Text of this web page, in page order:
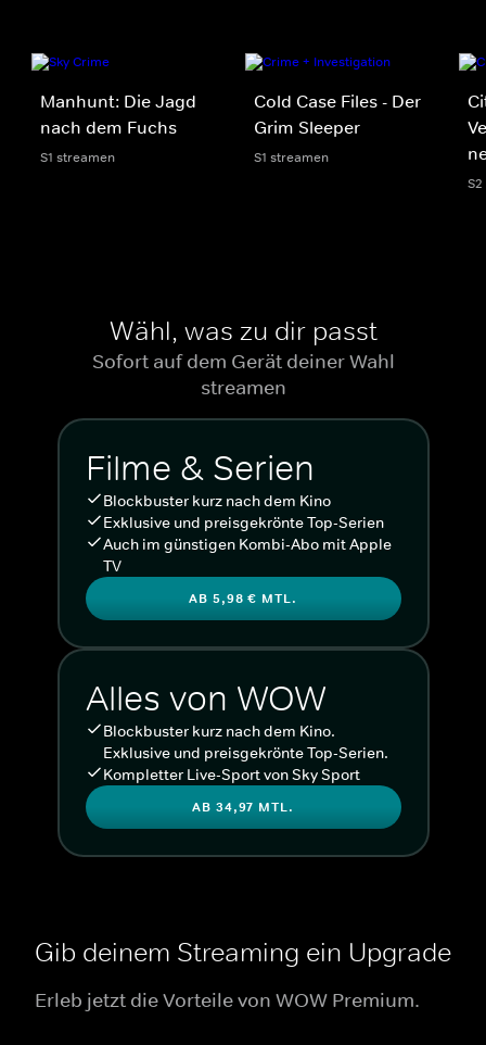
Manhunt: Die Jagd
nach dem Fuchs
S1 streamen
Cold Case Files - Der
Grim Sleeper
S1 streamen
Wähl, was zu dir passt
Sofort auf dem Gerät deiner Wahl
streamen
Filme & Serien
Blockbuster kurz nach dem Kino
Exklusive und preisgekrönte Top-Serien
Auch im günstigen Kombi-Abo mit Apple
TV
AB 5,98 € MTL.
Alles von WOW
Blockbuster kurz nach dem Kino.
Exklusive und preisgekrönte Top-Serien.
Kompletter Live-Sport von Sky Sport
AB 34,97 MTL.
Gib deinem Streaming ein Upgrade
Erleb jetzt die Vorteile von WOW Premium.